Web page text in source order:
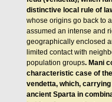
distinctive local rule of
whose origins go back to
assumed an intense and
geographically enclosed
limited contact with
population groups. Mani
characteristic case of
vendetta, which,
ancient Sparta in